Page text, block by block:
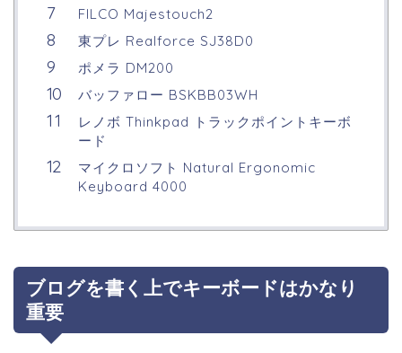
FILCO Majestouch2
東プレ Realforce SJ38D0
ポメラ DM200
バッファロー BSKBB03WH
レノボ Thinkpad トラックポイントキーボ
ード
マイクロソフト Natural Ergonomic
Keyboard 4000
ブログを書く上でキーボードはかなり
重要